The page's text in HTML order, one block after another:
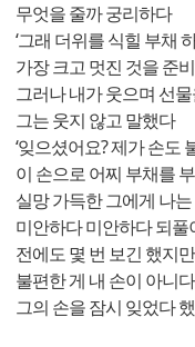
무엇을 줄까 궁리하다
‘그래 더위를 식힐 부채
가장 크고 멋진 것을 준
그러나 내가 웃으며 선
그는 웃지 않고 말했다
‘잊으셨어요? 제가 손도
이 손으로 어찌 부채를
실망 가득한 그에게 나는
미안하다 미안하다 되풀
전에도 몇 번 보긴 했지만
불편한 게 내 손이 아니
그의 손을 잠시 잊었다